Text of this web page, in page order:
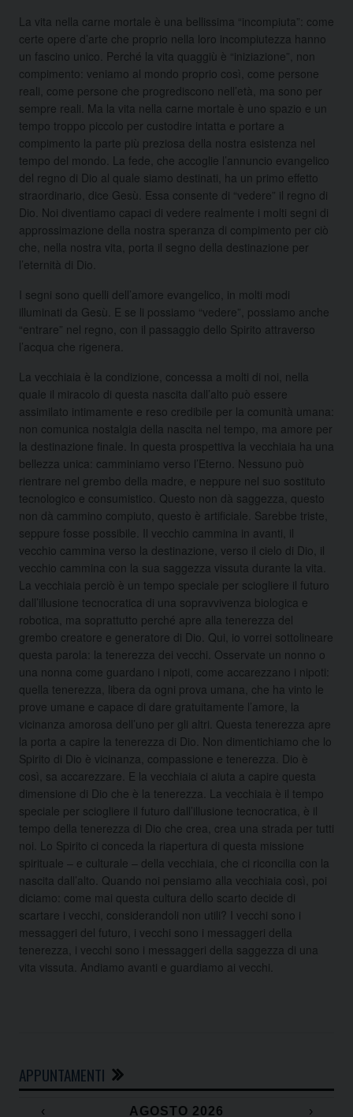
La vita nella carne mortale è una bellissima “incompiuta”: come
certe opere d’arte che proprio nella loro incompiutezza hanno
un fascino unico. Perché la vita quaggiù è “iniziazione”, non
compimento: veniamo al mondo proprio così, come persone
reali, come persone che progrediscono nell’età, ma sono per
sempre reali. Ma la vita nella carne mortale è uno spazio e un
tempo troppo piccolo per custodire intatta e portare a
compimento la parte più preziosa della nostra esistenza nel
tempo del mondo. La fede, che accoglie l’annuncio evangelico
del regno di Dio al quale siamo destinati, ha un primo effetto
straordinario, dice Gesù. Essa consente di “vedere” il regno di
Dio. Noi diventiamo capaci di vedere realmente i molti segni di
approssimazione della nostra speranza di compimento per ciò
che, nella nostra vita, porta il segno della destinazione per
l’eternità di Dio.
I segni sono quelli dell’amore evangelico, in molti modi
illuminati da Gesù. E se li possiamo “vedere”, possiamo anche
“entrare” nel regno, con il passaggio dello Spirito attraverso
l’acqua che rigenera.
La vecchiaia è la condizione, concessa a molti di noi, nella
quale il miracolo di questa nascita dall’alto può essere
assimilato intimamente e reso credibile per la comunità umana:
non comunica nostalgia della nascita nel tempo, ma amore per
la destinazione finale. In questa prospettiva la vecchiaia ha una
bellezza unica: camminiamo verso l’Eterno. Nessuno può
rientrare nel grembo della madre, e neppure nel suo sostituto
tecnologico e consumistico. Questo non dà saggezza, questo
non dà cammino compiuto, questo è artificiale. Sarebbe triste,
seppure fosse possibile. Il vecchio cammina in avanti, il
vecchio cammina verso la destinazione, verso il cielo di Dio, il
vecchio cammina con la sua saggezza vissuta durante la vita.
La vecchiaia perciò è un tempo speciale per sciogliere il futuro
dall’illusione tecnocratica di una sopravvivenza biologica e
robotica, ma soprattutto perché apre alla tenerezza del
grembo creatore e generatore di Dio. Qui, io vorrei sottolineare
questa parola: la tenerezza dei vecchi. Osservate un nonno o
una nonna come guardano i nipoti, come accarezzano i nipoti:
quella tenerezza, libera da ogni prova umana, che ha vinto le
prove umane e capace di dare gratuitamente l’amore, la
vicinanza amorosa dell’uno per gli altri. Questa tenerezza apre
la porta a capire la tenerezza di Dio. Non dimentichiamo che lo
Spirito di Dio è vicinanza, compassione e tenerezza. Dio è
così, sa accarezzare. E la vecchiaia ci aiuta a capire questa
dimensione di Dio che è la tenerezza. La vecchiaia è il tempo
speciale per sciogliere il futuro dall’illusione tecnocratica, è il
tempo della tenerezza di Dio che crea, crea una strada per tutti
noi. Lo Spirito ci conceda la riapertura di questa missione
spirituale – e culturale – della vecchiaia, che ci riconcilia con la
nascita dall’alto. Quando noi pensiamo alla vecchiaia così, poi
diciamo: come mai questa cultura dello scarto decide di
scartare i vecchi, considerandoli non utili? I vecchi sono i
messaggeri del futuro, i vecchi sono i messaggeri della
tenerezza, i vecchi sono i messaggeri della saggezza di una
vita vissuta. Andiamo avanti e guardiamo ai vecchi.
APPUNTAMENTI
‹ AGOSTO 2026 ›